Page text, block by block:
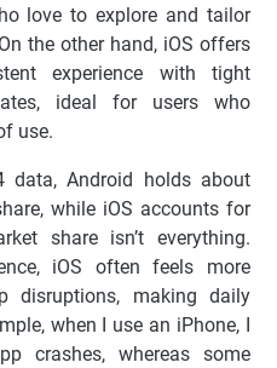
love to explore and tailor
the other hand, iOS offers
experience with tight
ideal for users who
use.
data, Android holds about
while iOS accounts for
share isn’t everything.
iOS often feels more
disruptions, making daily
when I use an iPhone, I
crashes, whereas some